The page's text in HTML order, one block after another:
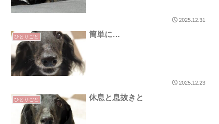
2025.12.31
ひとりごと 簡単に…
2025.12.23
ひとりごと 休息と息抜きと